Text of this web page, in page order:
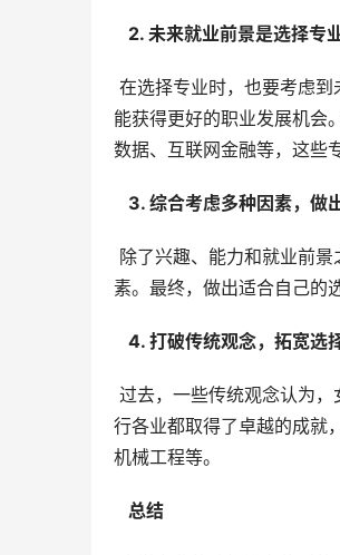
2. 未来就业前景是选择专
能获得更好的职业发展机会
数据、互联网金融等，这些
3. 综合考虑多种因素，
素。最终，做出适合自己的
4. 打破传统观念，拓宽选
行各业都取得了卓越的成就
机械工程等。
  总结